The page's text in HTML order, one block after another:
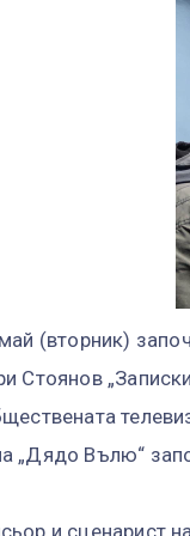
(вторник)
Стоянов
„Дядо Вълю“
и сценарист